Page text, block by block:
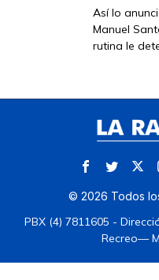
Así lo
Manuel
rutina le
© 2026 Todos
PBX (4) 7811605 -
Recreo—